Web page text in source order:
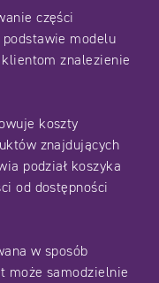
części
modelu
klientom znalezienie
koszty
znajdujących
podział koszyka
od dostępności
w sposób
może samodzielnie